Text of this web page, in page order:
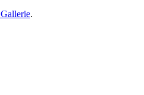
Gallerie.